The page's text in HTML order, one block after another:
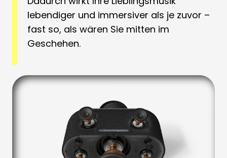
lebendiger und immersiver als je zuvor –
fast so, als wären Sie mitten im
Geschehen.